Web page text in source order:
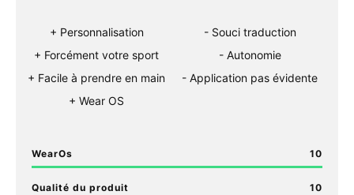
WearOs 10
Qualité du produit 10
Personnalisation
Forcément votre sport
Facile à prendre en main
Wear OS
Souci traduction
Autonomie
Application pas évidente